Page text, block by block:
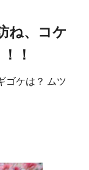
ね、コケ
！
ゴケは？ ムツ